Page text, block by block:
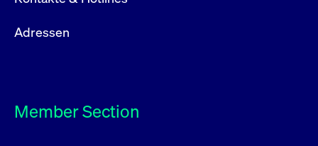
Adressen
Member Section